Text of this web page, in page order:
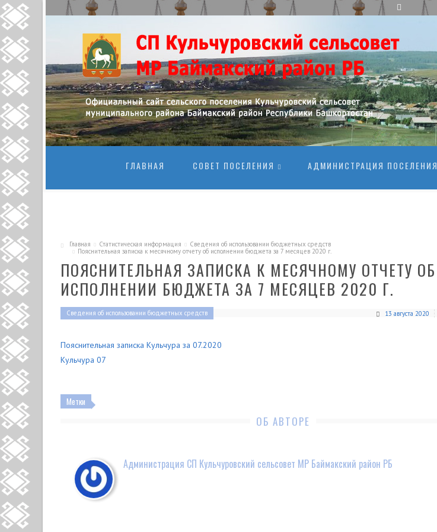
ГЛАВНАЯ
СОВЕТ ПОСЕЛЕНИЯ АДМИНИСТРАЦИЯ ПОСЕЛЕНИЯ
Главная Статистическая информация
Сведения об использовании бюджетных средств
Пояснительная записка к месячному отчету об исполнении бюджета за 7 месяцев 2020 г.
ПОЯСНИТЕЛЬНАЯ ЗАПИСКА К МЕСЯЧНОМУ ОТЧЕТУ ОБ
ИСПОЛНЕНИИ БЮДЖЕТА ЗА 7 МЕСЯЦЕВ 2020 Г.
Сведения об использовании бюджетных средств 13 августа 2020
Пояснительная записка Кульчура за 07.2020
Кульчура 07
Метки
ОБ АВТОРЕ
Администрация СП Кульчуровский сельсовет МР Баймакский район РБ